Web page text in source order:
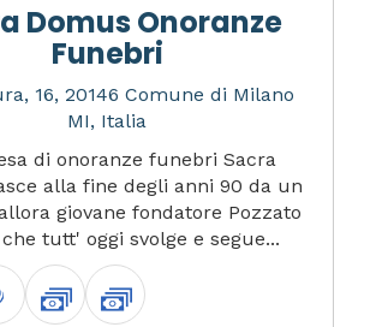
Domus Onoranze
Funebri
16, 20146 Comune di Milano
MI, Italia
di onoranze funebri Sacra
alla fine degli anni 90 da un
giovane fondatore Pozzato
che tutt' oggi svolge e segue...